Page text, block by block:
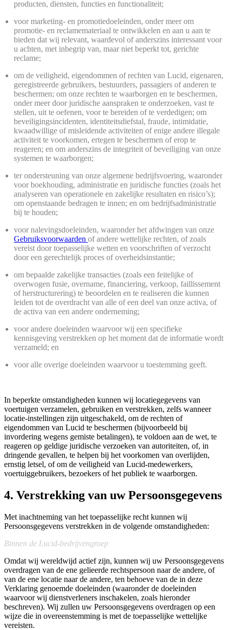
producten, diensten, functies en functionaliteit;
voor marketing- en promotiedoeleinden, onder meer om
promotie- en reclamemateriaal te ontwikkelen en aan u aan te
bieden dat wij relevant, waardevol of anderszins interessant voor
u achten, met inbegrip van, maar niet beperkt tot, gerichte
reclame;
om de veiligheid, eigendommen of rechten van Lucid, eigenaren,
geregistreerde gebruikers, bestuurders, passagiers of anderen te
beschermen; om onze rechten te waarborgen en te beschermen,
onder meer door juridische aanspraken te onderzoeken, vast te
stellen, uit te oefenen, voor te bereiden of te verdedigen; om
beveiligingsincidenten, identiteitsdiefstal, fraude, intimidatie,
kwaadwillige of misleidende activiteiten of enige andere illegale
activiteit te voorkomen, ertegen te beschermen of erop te
reageren; en om anderszins de integriteit of beveiliging van onze
systemen te waarborgen;
ter ondersteuning van onze algemene bedrijfsvoering, waaronder
voor boekhouding, administratie en juridische functies (zoals het
analyseren van operationele en zakelijke resultaten en risico’s);
om openstaande bedragen te innen; en om bedrijfsadministratie
bij te houden;
voor nalevingsdoeleinden, waaronder het afdwingen van onze
Gebruiksvoorwaardenof andere wettelijke rechten, of zoals
vereist door toepasselijke wetten en voorschriften of verzocht
door een gerechtelijk proces of overheidsinstantie;
om bepaalde zakelijke transacties (zoals een feitelijke of
overwogen fusie, overname, financiering, verkoop, faillissement
of herstructurering) te beoordelen en te realiseren die kunnen
leiden tot de overdracht van alle of een deel van onze activa, of
de activa van een andere onderneming;
voor andere doeleinden waarvoor wij een specifieke
kennisgeving verstrekken op het moment dat de informatie wordt
verzameld; en
voor alle overige doeleinden waarvoor u toestemming geeft.
In beperkte omstandigheden kunnen wij locatiegegevens van
voertuigen verzamelen, gebruiken en verstrekken, zelfs wanneer
locatie-instellingen zijn uitgeschakeld, om de rechten of
eigendommen van Lucid te beschermen (bijvoorbeeld bij
invordering wegens gemiste betalingen), te voldoen aan de wet, te
reageren op geldige juridische verzoeken van autoriteiten, of, in
dringende gevallen, te helpen bij het voorkomen van overlijden,
ernstig letsel, of om de veiligheid van Lucid-medewerkers,
voertuiggebruikers, bezoekers of het publiek te waarborgen.
4. Verstrekking van uw Persoonsgegevens
Met inachtneming van het toepasselijke recht kunnen wij
Persoonsgegevens verstrekken in de volgende omstandigheden:
Binnen de Lucid-bedrijvengroep
Omdat wij wereldwijd actief zijn, kunnen wij uw Persoonsgegevens
overdragen van de ene gelieerde rechtspersoon naar de andere, of
van de ene locatie naar de andere, ten behoeve van de in deze
Verklaring genoemde doeleinden (waaronder de doeleinden
waarvoor wij dienstverleners inschakelen, zoals hieronder
beschreven). Wij zullen uw Persoonsgegevens overdragen op een
wijze die in overeenstemming is met de toepasselijke wettelijke
vereisten.